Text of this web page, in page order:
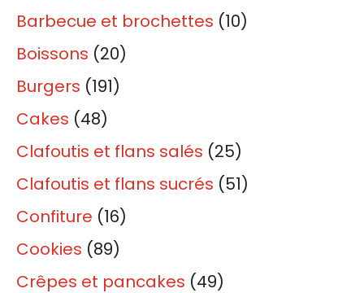
Barbecue et brochettes (10)
Boissons (20)
Burgers (191)
Cakes (48)
Clafoutis et flans salés (25)
Clafoutis et flans sucrés (51)
Confiture (16)
Cookies (89)
Crêpes et pancakes (49)